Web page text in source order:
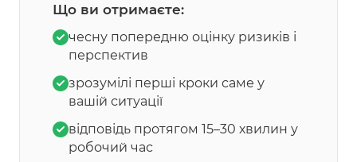
Що ви отримаєте:
чесну попередню оцінку ризиків і
перспектив
зрозумілі перші кроки саме у
вашій ситуації
відповідь протягом 15–30 хвилин у
робочий час